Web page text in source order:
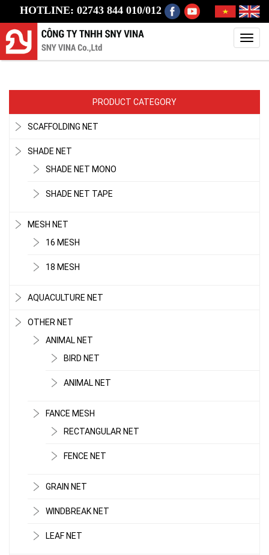
HOTLINE: 02743 844 010/012
PRODUCT CATEGORY
SCAFFOLDING NET
SHADE NET
SHADE NET MONO
SHADE NET TAPE
MESH NET
16 MESH
18 MESH
AQUACULTURE NET
OTHER NET
ANIMAL NET
BIRD NET
ANIMAL NET
FANCE MESH
RECTANGULAR NET
FENCE NET
GRAIN NET
WINDBREAK NET
LEAF NET